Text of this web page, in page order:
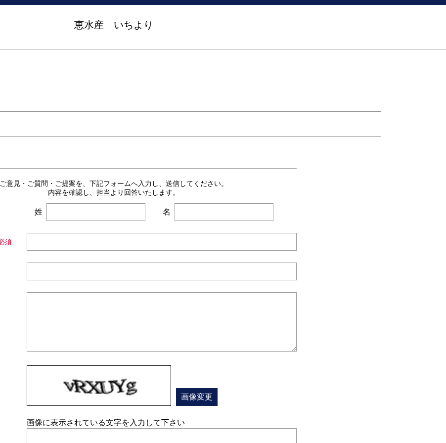
恵水産 いちより
ご意見・ご質問・ご提案を、下記フォームへ入力し、送信してください。
内容を確認し、担当より回答いたします。
姓 名
画像変更
画像に表示されている文字を入力して下さい